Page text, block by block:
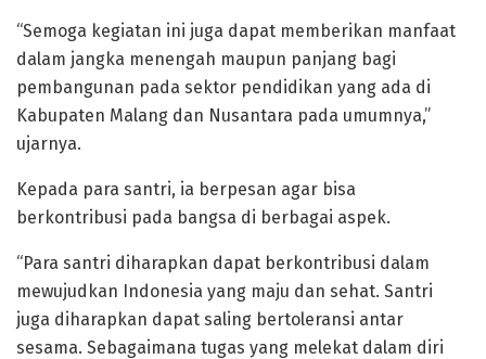
“Semoga kegiatan ini juga dapat memberikan manfaat
dalam jangka menengah maupun panjang bagi
pembangunan pada sektor pendidikan yang ada di
Kabupaten Malang dan Nusantara pada umumnya,”
ujarnya.
Kepada para santri, ia berpesan agar bisa
berkontribusi pada bangsa di berbagai aspek.
“Para santri diharapkan dapat berkontribusi dalam
mewujudkan Indonesia yang maju dan sehat. Santri
juga diharapkan dapat saling bertoleransi antar
sesama. Sebagaimana tugas yang melekat dalam diri